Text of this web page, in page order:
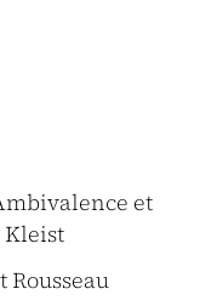
et
Kleist
Rousseau